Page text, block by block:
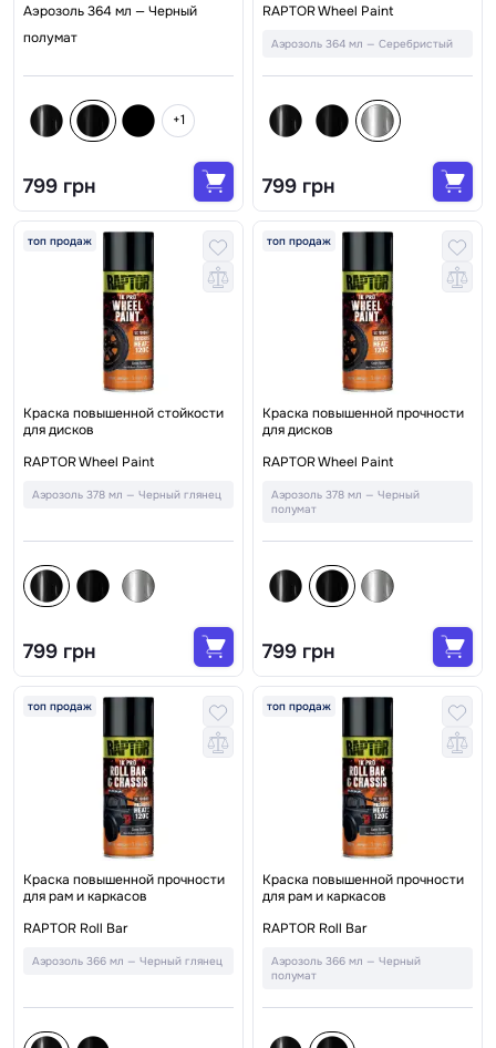
Аэрозоль 364 мл — Черный
полумат
+1
799 грн
RAPTOR Wheel Paint
Аэрозоль 364 мл — Серебристый
799 грн
топ продаж
Краска повышенной стойкости
для дисков
RAPTOR Wheel Paint
Аэрозоль 378 мл — Черный глянец
799 грн
топ продаж
Краска повышенной прочности
для дисков
RAPTOR Wheel Paint
Аэрозоль 378 мл — Черный
полумат
799 грн
топ продаж
Краска повышенной прочности
для рам и каркасов
RAPTOR Roll Bar
Аэрозоль 366 мл — Черный глянец
топ продаж
Краска повышенной прочности
для рам и каркасов
RAPTOR Roll Bar
Аэрозоль 366 мл — Черный
полумат